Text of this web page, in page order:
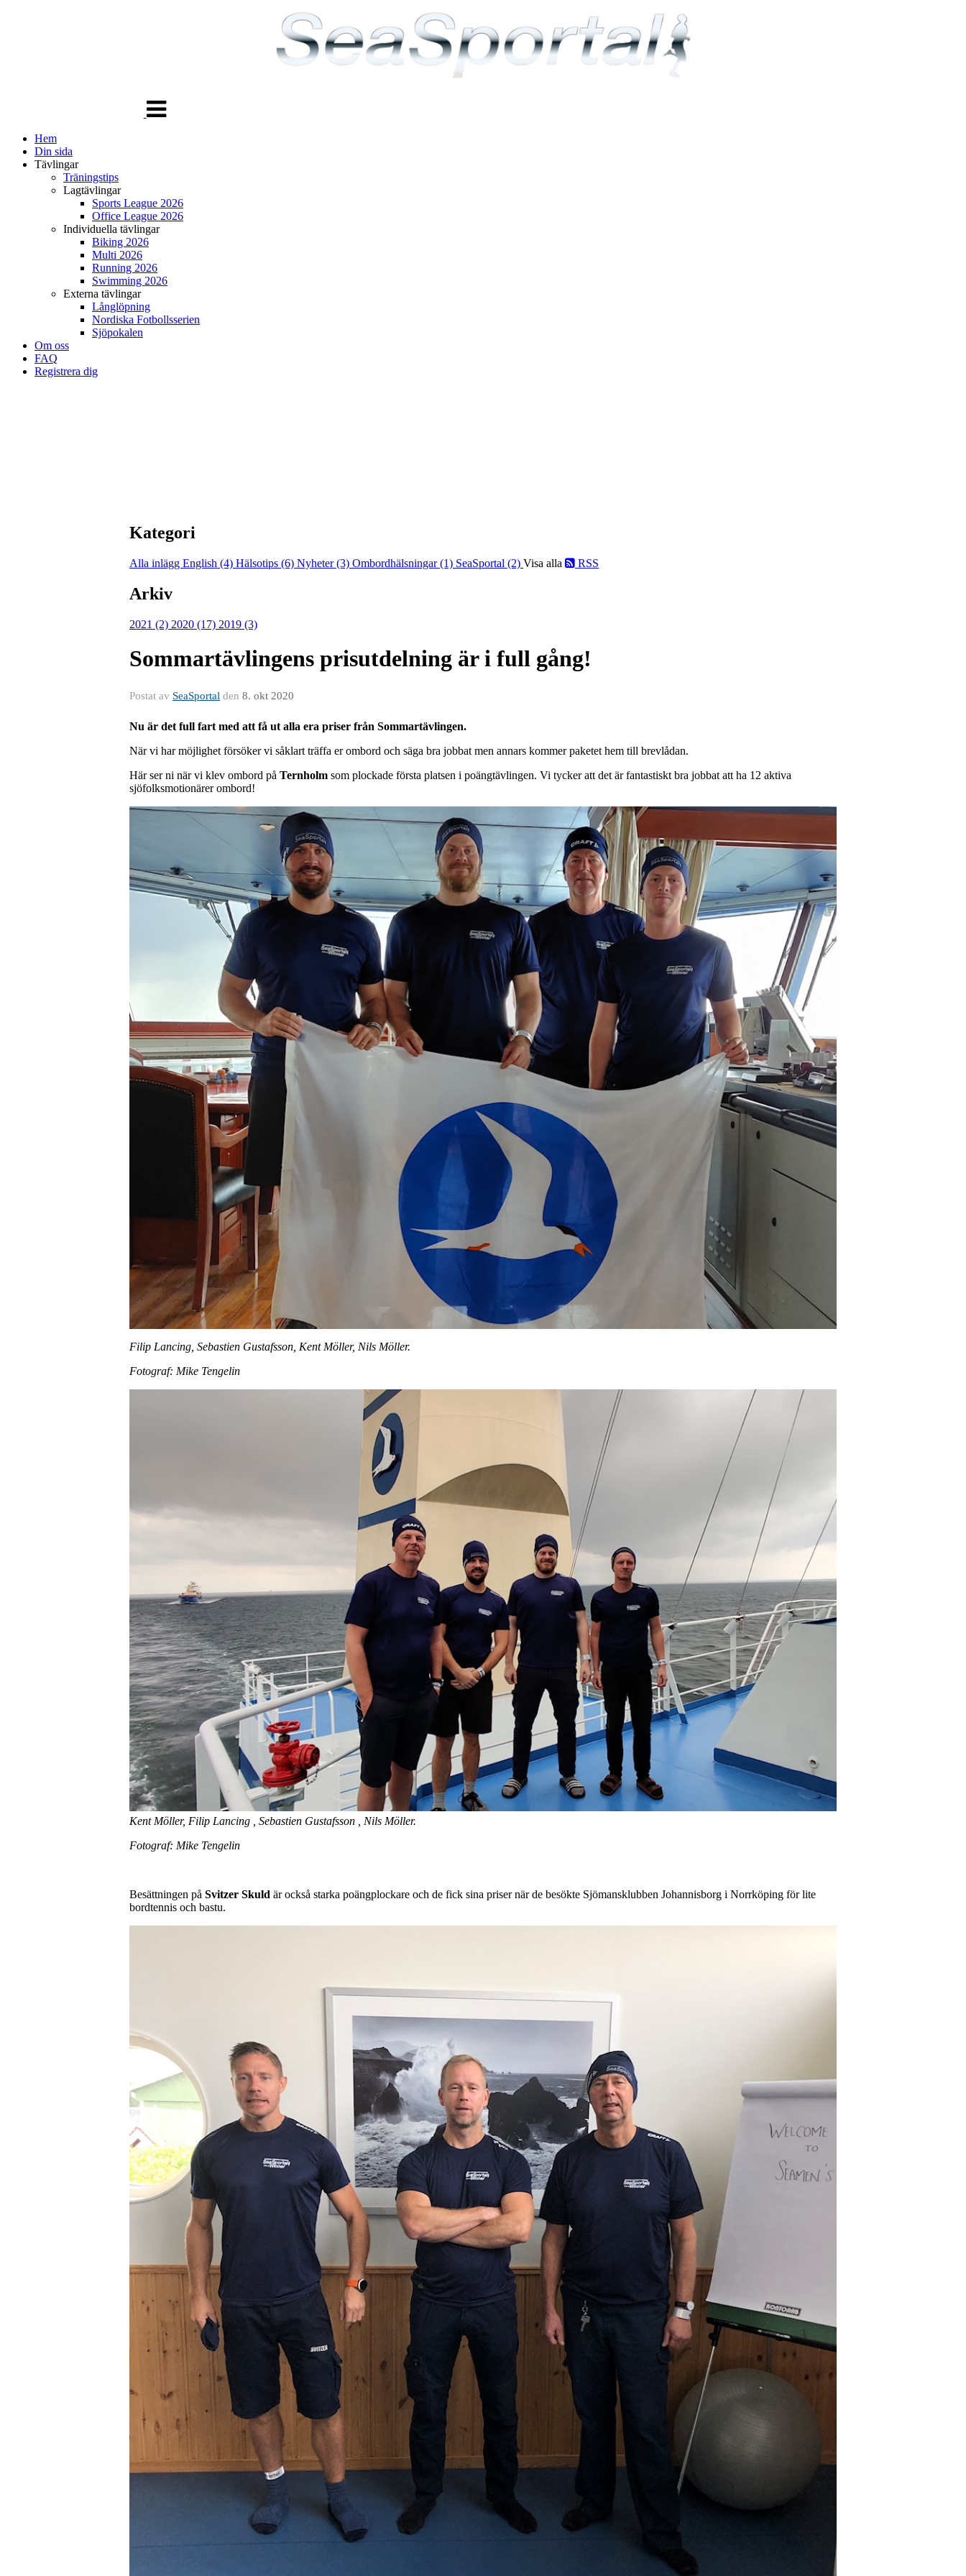
navigering
Hem
Din sida
Tävlingar
Träningstips
Lagtävlingar
Sports League 2026
Office League 2026
Individuella tävlingar
Biking 2026
Multi 2026
Running 2026
Swimming 2026
Externa tävlingar
Långlöpning
Nordiska Fotbollsserien
Sjöpokalen
Om oss
FAQ
Registrera dig
Kategori
Alla inlägg English (4) Hälsotips (6) Nyheter (3) Ombordhälsningar (1) SeaSportal (2) Visa alla RSS
Arkiv
2021 (2) 2020 (17) 2019 (3)
Sommartävlingens prisutdelning är i full gång!
Postat av SeaSportal den 8. okt 2020
Nu är det full fart med att få ut alla era priser från Sommartävlingen.
När vi har möjlighet försöker vi såklart träffa er ombord och säga bra jobbat men annars kommer paketet hem till brevlådan.
Här ser ni när vi klev ombord på Ternholm som plockade första platsen i poängtävlingen. Vi tycker att det är fantastiskt bra jobbat att ha 12 aktiva
sjöfolksmotionärer ombord!
Filip Lancing, Sebastien Gustafsson, Kent Möller, Nils Möller.
Fotograf: Mike Tengelin
Kent Möller, Filip Lancing , Sebastien Gustafsson , Nils Möller.
Fotograf: Mike Tengelin
Besättningen på Svitzer Skuld är också starka poängplockare och de fick sina priser när de besökte Sjömansklubben Johannisborg i Norrköping för lite
bordtennis och bastu.